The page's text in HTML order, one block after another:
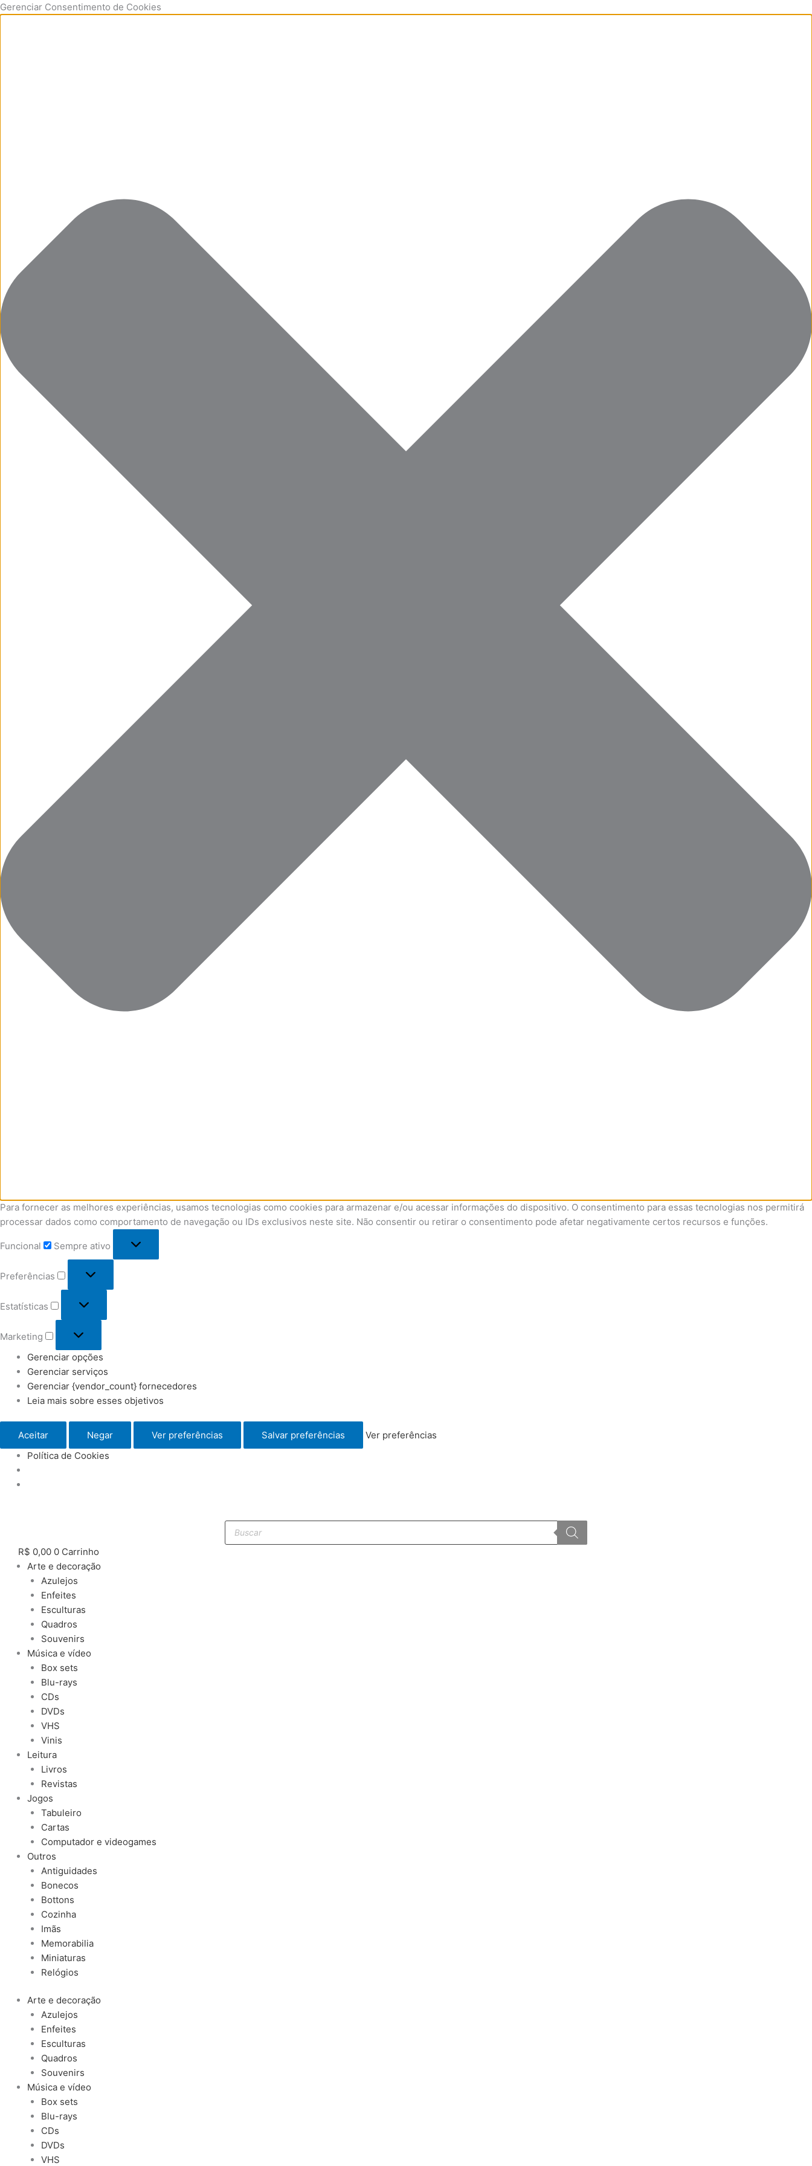
Gerenciar Consentimento de Cookies
Para fornecer as melhores experiências, usamos tecnologias como cookies para armazenar e/ou acessar informações do dispositivo. O consentimento para essas tecnologias nos permitirá
processar dados como comportamento de navegação ou IDs exclusivos neste site. Não consentir ou retirar o consentimento pode afetar negativamente certos recursos e funções.
Funcional
Funcional
Sempre ativo
Preferências
Preferências
Estatísticas
Estatísticas
Marketing
Marketing
Gerenciar opções
Gerenciar serviços
Gerenciar {vendor_count} fornecedores
Leia mais sobre esses objetivos
Aceitar Negar Ver preferências Salvar preferências
Ver preferências
Política de Cookies
Ir
Pesquisar
produtos
R$ 0,00 0 Carrinho
Arte e decoração
Azulejos
Enfeites
Esculturas
Quadros
Souvenirs
Música e vídeo
Box sets
Blu-rays
CDs
DVDs
VHS
Vinis
Leitura
Livros
Revistas
Jogos
Tabuleiro
Cartas
Computador e videogames
Outros
Antiguidades
Bonecos
Bottons
Cozinha
Imãs
Memorabilia
Miniaturas
Relógios
Arte e decoração
Azulejos
Enfeites
Esculturas
Quadros
Souvenirs
Música e vídeo
Box sets
Blu-rays
CDs
DVDs
VHS